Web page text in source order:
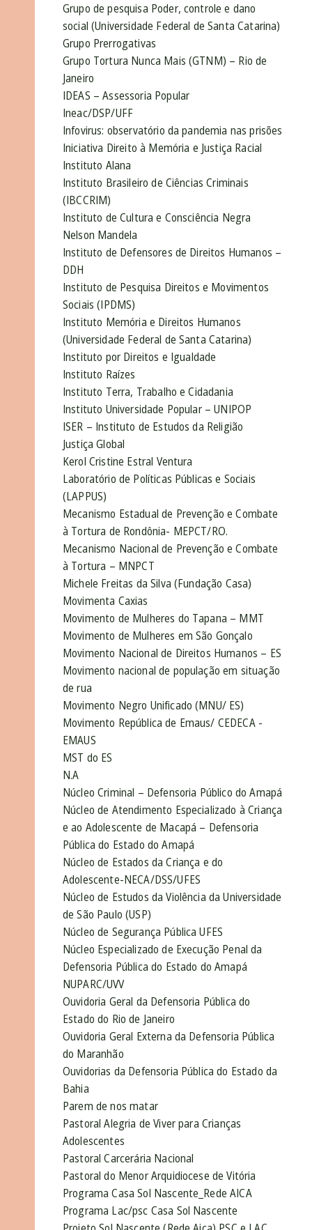
Grupo de pesquisa Poder, controle e dano
social (Universidade Federal de Santa Catarina)
Grupo Prerrogativas
Grupo Tortura Nunca Mais (GTNM) – Rio de
Janeiro
IDEAS – Assessoria Popular
Ineac/DSP/UFF
Infovirus: observatório da pandemia nas prisões
Iniciativa Direito à Memória e Justiça Racial
Instituto Alana
Instituto Brasileiro de Ciências Criminais
(IBCCRIM)
Instituto de Cultura e Consciência Negra
Nelson Mandela
Instituto de Defensores de Direitos Humanos –
DDH
Instituto de Pesquisa Direitos e Movimentos
Sociais (IPDMS)
Instituto Memória e Direitos Humanos
(Universidade Federal de Santa Catarina)
Instituto por Direitos e Igualdade
Instituto Raízes
Instituto Terra, Trabalho e Cidadania
Instituto Universidade Popular – UNIPOP
ISER – Instituto de Estudos da Religião
Justiça Global
Kerol Cristine Estral Ventura
Laboratório de Políticas Públicas e Sociais
(LAPPUS)
Mecanismo Estadual de Prevenção e Combate
à Tortura de Rondônia- MEPCT/RO.
Mecanismo Nacional de Prevenção e Combate
à Tortura – MNPCT
Michele Freitas da Silva (Fundação Casa)
Movimenta Caxias
Movimento de Mulheres do Tapana – MMT
Movimento de Mulheres em São Gonçalo
Movimento Nacional de Direitos Humanos – ES
Movimento nacional de população em situação
de rua
Movimento Negro Unificado (MNU/ ES)
Movimento República de Emaus/ CEDECA -
EMAUS
MST do ES
N.A
Núcleo Criminal – Defensoria Público do Amapá
Núcleo de Atendimento Especializado à Criança
e ao Adolescente de Macapá – Defensoria
Pública do Estado do Amapá
Núcleo de Estados da Criança e do
Adolescente-NECA/DSS/UFES
Núcleo de Estudos da Violência da Universidade
de São Paulo (USP)
Núcleo de Segurança Pública UFES
Núcleo Especializado de Execução Penal da
Defensoria Pública do Estado do Amapá
NUPARC/UVV
Ouvidoria Geral da Defensoria Pública do
Estado do Rio de Janeiro
Ouvidoria Geral Externa da Defensoria Pública
do Maranhão
Ouvidorias da Defensoria Pública do Estado da
Bahia
Parem de nos matar
Pastoral Alegria de Viver para Crianças
Adolescentes
Pastoral Carcerária Nacional
Pastoral do Menor Arquidiocese de Vitória
Programa Casa Sol Nascente_Rede AICA
Programa Lac/psc Casa Sol Nascente